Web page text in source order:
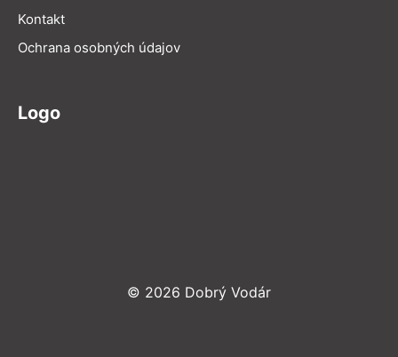
Kontakt
Ochrana osobných údajov
Logo
© 2026 Dobrý Vodár